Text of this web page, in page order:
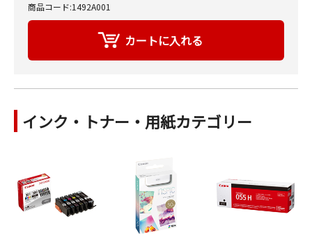
商品コード:1492A001
インク・トナー・用紙カテゴリー